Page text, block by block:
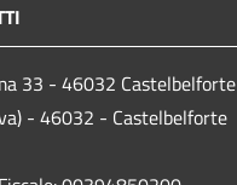
33 - 46032 Castelbelforte
- 46032 - Castelbelforte